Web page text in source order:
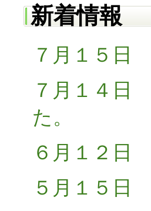
新着情報
７月１５日
７月１４日
た。
６月１２日
５月１５日